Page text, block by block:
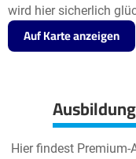
wird hier sicherlich
Auf Karte anzeigen
Hier findest